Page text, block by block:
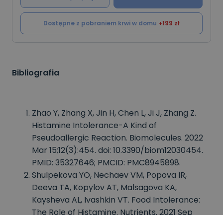
Dostępne z pobraniem krwi w domu +199 zł
Bibliografia
Zhao Y, Zhang X, Jin H, Chen L, Ji J, Zhang Z.
Histamine Intolerance-A Kind of
Pseudoallergic Reaction. Biomolecules. 2022
Mar 15;12(3):454. doi: 10.3390/biom12030454.
PMID: 35327646; PMCID: PMC8945898.
Shulpekova YO, Nechaev VM, Popova IR,
Deeva TA, Kopylov AT, Malsagova KA,
Kaysheva AL, Ivashkin VT. Food Intolerance:
The Role of Histamine. Nutrients. 2021 Sep